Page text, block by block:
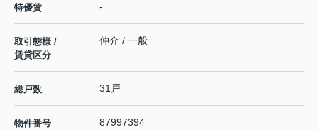
特優賃 -
取引態様 /
賃貸区分
仲介 / 一般
総戸数 31戸
物件番号 87997394